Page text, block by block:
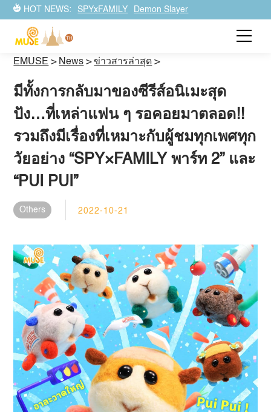
HOT NEWS: SPYxFAMILY Demon Slayer
EMUSE > News >ข่าวสารล่าสุด >
มีทั้งการกลับมาของซีรีส์อนิเมะสุด
ปัง…ที่เหล่าแฟน ๆ รอคอยมาตลอด!!
รวมถึงมีเรื่องที่เหมาะกับผู้ชมทุกเพศทุก
วัยอย่าง “SPY×FAMILY พาร์ท 2” และ
“PUI PUI”
Others 2022-10-21